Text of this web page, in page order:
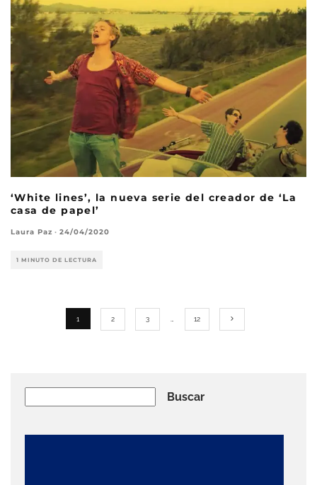
‘White lines’, la nueva serie del creador de ‘La
casa de papel’
Laura Paz · 24/04/2020
1 MINUTO DE LECTURA
1 2 3 12
Buscar